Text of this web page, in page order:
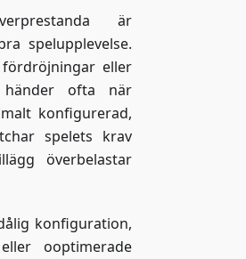
är
spelupplevelse.
eller
händer ofta när
konfigurerad,
spelets krav
överbelastar
konfiguration,
ooptimerade